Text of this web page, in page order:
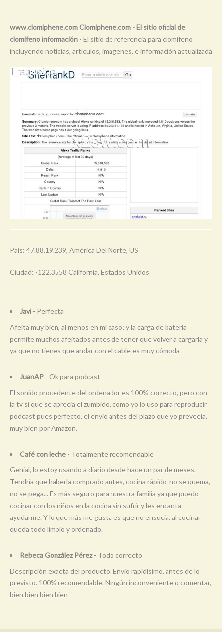
www.clomiphene.com Clomiphene.com - El sitio oficial de
clomifeno información - El sitio de referencia para clomifeno
incluyendo noticias, artículos, imágenes, e información actualizada
País: 47.88.19.239, América Del Norte, US
Ciudad: -122.3558 California, Estados Unidos
Javi - Perfecta
Afeita muy bien, al menos en mi caso; y la carga de batería
permite muchos afeitados antes de tener que volver a cargarla y
ya que no tienes que andar con el cable es muy cómoda
JuanAP - Ok para podcast
El sonido procedente del ordenador es 100% correcto, pero con
la tv si que se aprecia el zumbido, como yo lo uso para reproducir
podcast pues perfecto, el envio antes del plazo que yo preveeia,
muy bien por Amazon.
Café con leche - Totalmente recomendable
Genial, lo estoy usando a diario desde hace un par de meses.
Tendría que haberla comprado antes, cocina rápido, no se quema,
no se pega... Es más seguro para nuestra familia ya que puedo
cocinar con los niños en la cocina sin sufrir y les encanta
ayudarme. Y lo que más me gusta es que no ensucia, al cocinar
queda todo limpio y ordenado.
Rebeca Gonzålez Pérez- Todo correcto
Descripción exacta del producto. Envio rapidísimo, antes de lo
previsto. 100% recomendable. Ningún inconveniente q comentar,
bien bien bien bien